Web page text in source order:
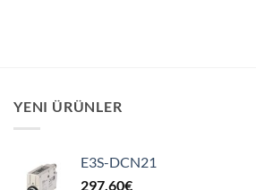
YENI ÜRÜNLER
E3S-DCN21
297,60€